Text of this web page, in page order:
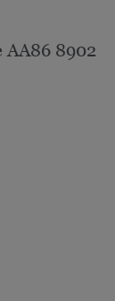
AA86 8902